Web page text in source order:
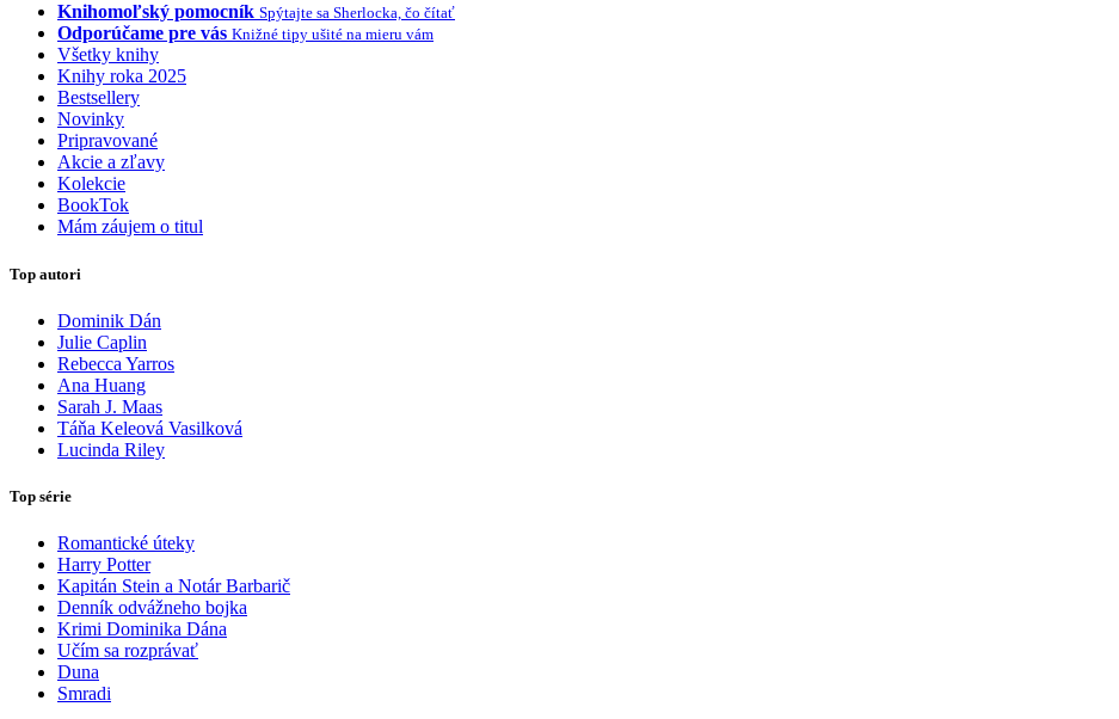
Knihomoľský pomocník Spýtajte sa Sherlocka, čo čítať
Odporúčame pre vás Knižné tipy ušité na mieru vám
Všetky knihy
Knihy roka 2025
Bestsellery
Novinky
Pripravované
Akcie a zľavy
Kolekcie
BookTok
Mám záujem o titul
Top autori
Dominik Dán
Julie Caplin
Rebecca Yarros
Ana Huang
Sarah J. Maas
Táňa Keleová Vasilková
Lucinda Riley
Top série
Romantické úteky
Harry Potter
Kapitán Stein a Notár Barbarič
Denník odvážneho bojka
Krimi Dominika Dána
Učím sa rozprávať
Duna
Smradi